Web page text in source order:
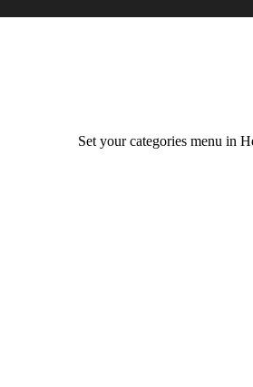
Set your categories menu in